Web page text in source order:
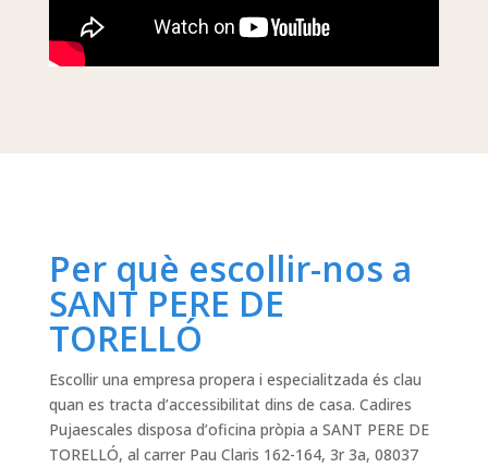
Per què escollir-nos a
SANT PERE DE
TORELLÓ
Escollir una empresa propera i especialitzada és clau
quan es tracta d’accessibilitat dins de casa. Cadires
Pujaescales disposa d’oficina pròpia a SANT PERE DE
TORELLÓ, al carrer Pau Claris 162-164, 3r 3a, 08037